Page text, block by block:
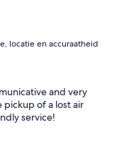
locatie en accuraatheid
and very
of a lost air
service!